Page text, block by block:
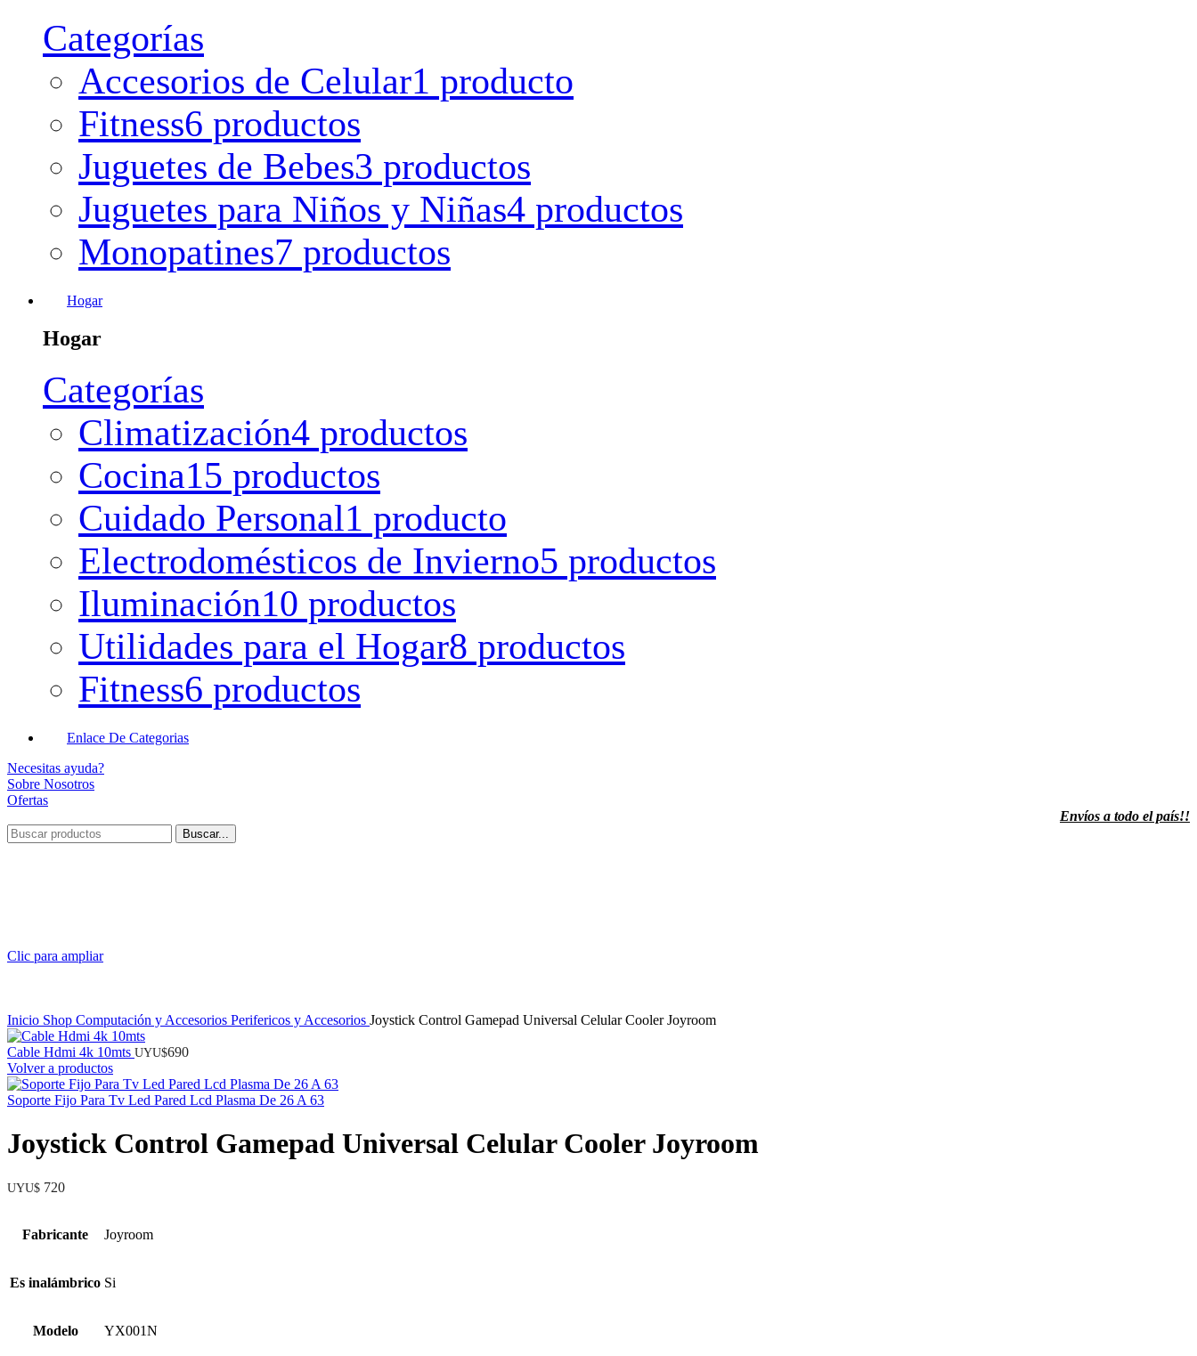
Categorías
Accesorios de Celular1 producto
Fitness6 productos
Juguetes de Bebes3 productos
Juguetes para Niños y Niñas4 productos
Monopatines7 productos
Hogar
Hogar
Categorías
Climatización4 productos
Cocina15 productos
Cuidado Personal1 producto
Electrodomésticos de Invierno5 productos
Iluminación10 productos
Utilidades para el Hogar8 productos
Fitness6 productos
Enlace De Categorias
Necesitas ayuda?
Sobre Nosotros
Ofertas
Envíos a todo el país!!
Buscar...
Clic para ampliar
Inicio Shop Computación y Accesorios Perifericos y Accesorios Joystick Control Gamepad Universal Celular Cooler Joyroom
Cable Hdmi 4k 10mts UYU$690
Volver a productos
Soporte Fijo Para Tv Led Pared Lcd Plasma De 26 A 63
Joystick Control Gamepad Universal Celular Cooler Joyroom
UYU$ 720
Fabricante Joyroom
Es inalámbrico Si
Modelo YX001N